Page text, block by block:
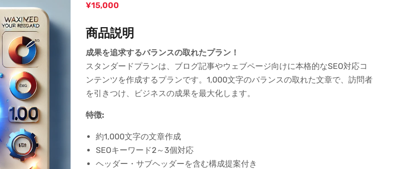
¥15,000
商品説明
成果を追求するバランスの取れたプラン！
スタンダードプランは、ブログ記事やウェブページ向けに本格的なSEO対応コ
ンテンツを作成するプランです。1,000文字のバランスの取れた文章で、訪問者
を引きつけ、ビジネスの成果を最大化します。
特徴:
約1,000文字の文章作成
SEOキーワード2～3個対応
ヘッダー・サブヘッダーを含む構成提案付き